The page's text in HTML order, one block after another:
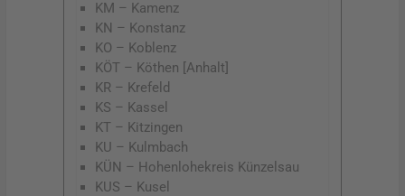
KM – Kamenz
KN – Konstanz
KO – Koblenz
KÖT – Köthen [Anhalt]
KR – Krefeld
KS – Kassel
KT – Kitzingen
KU – Kulmbach
KÜN – Hohenlohekreis Künzelsau
KUS – Kusel